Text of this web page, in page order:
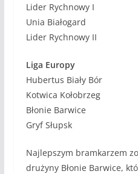
Lider Rychnowy I
Unia Białogard
Lider Rychnowy II
Liga Europy
Hubertus Biały Bór
Kotwica Kołobrzeg
Błonie Barwice
Gryf Słupsk
Najlepszym bramkarzem
drużyny Błonie Barwice,